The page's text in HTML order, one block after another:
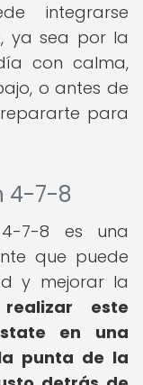
integrarse
ya sea por la
con calma,
o antes de
para
4-7-8
7-8 es una
que puede
y mejorar la
este
en una
punta de la